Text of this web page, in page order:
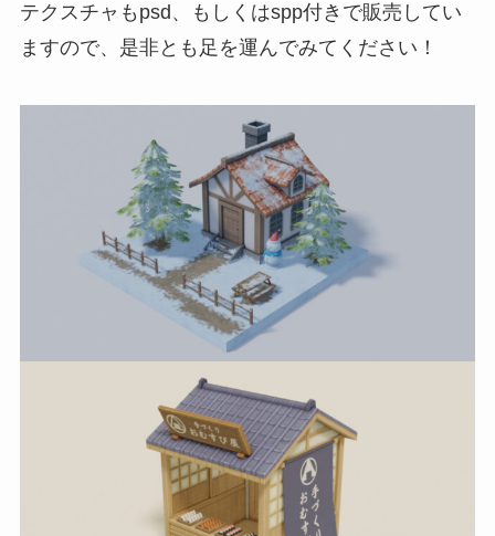
テクスチャもpsd、もしくはspp付きで販売してい
ますので、是非とも足を運んでみてください！